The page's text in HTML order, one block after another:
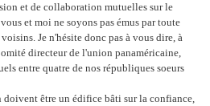
et de collaboration mutuelles sur le
et moi ne soyons pas émus par toute
Je n'hésite donc pas à vous dire, à
directeur de l'union panaméricaine,
entre quatre de nos républiques soeurs
être un édifice bâti sur la confiance,